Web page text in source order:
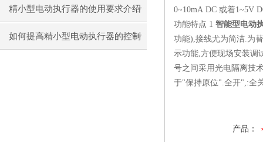
精小型电动执行器的使用要求介绍
如何提高精小型电动执行器的控制
0~10mA DC 或着1~5V
功能特点 1 智能型电动
功能),接线尤为简洁.为
示功能,方便现场安装调
号之间采用光电隔离技
于"保持原位".全开",:全
产品：